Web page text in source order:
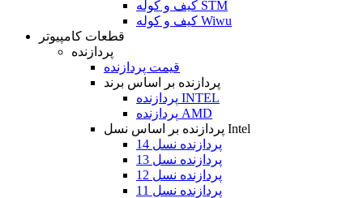
کیف و کوله STM
کیف و کوله Wiwu
قطعات کامپیوتر
پردازنده
قیمت پردازنده
پردازنده بر اساس برند
پردازنده INTEL
پردازنده AMD
پردازنده بر اساس نسل Intel
پردازنده نسل 14
پردازنده نسل 13
پردازنده نسل 12
پردازنده نسل 11